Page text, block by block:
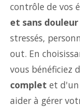
contrôle de vos
et sans douleur
stressés,
out. En
vous bénéficiez
complet et d'un
aider à gérer